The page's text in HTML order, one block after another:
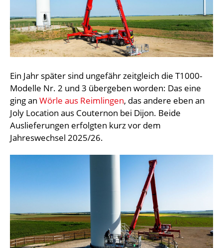
Ein Jahr später sind ungefähr zeitgleich die T1000-
Modelle Nr. 2 und 3 übergeben worden: Das eine
ging an Wörle aus Reimlingen, das andere eben an
Joly Location aus Couternon bei Dijon. Beide
Auslieferungen erfolgten kurz vor dem
Jahreswechsel 2025/26.